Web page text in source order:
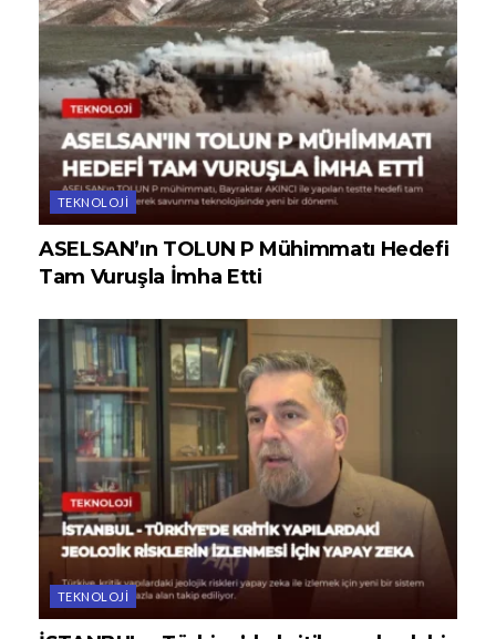
TEKNOLOJI
ASELSAN’ın TOLUN P Mühimmatı Hedefi
Tam Vuruşla İmha Etti
TEKNOLOJI